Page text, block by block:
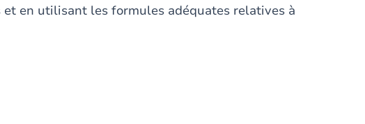
et en utilisant les formules adéquates relatives à